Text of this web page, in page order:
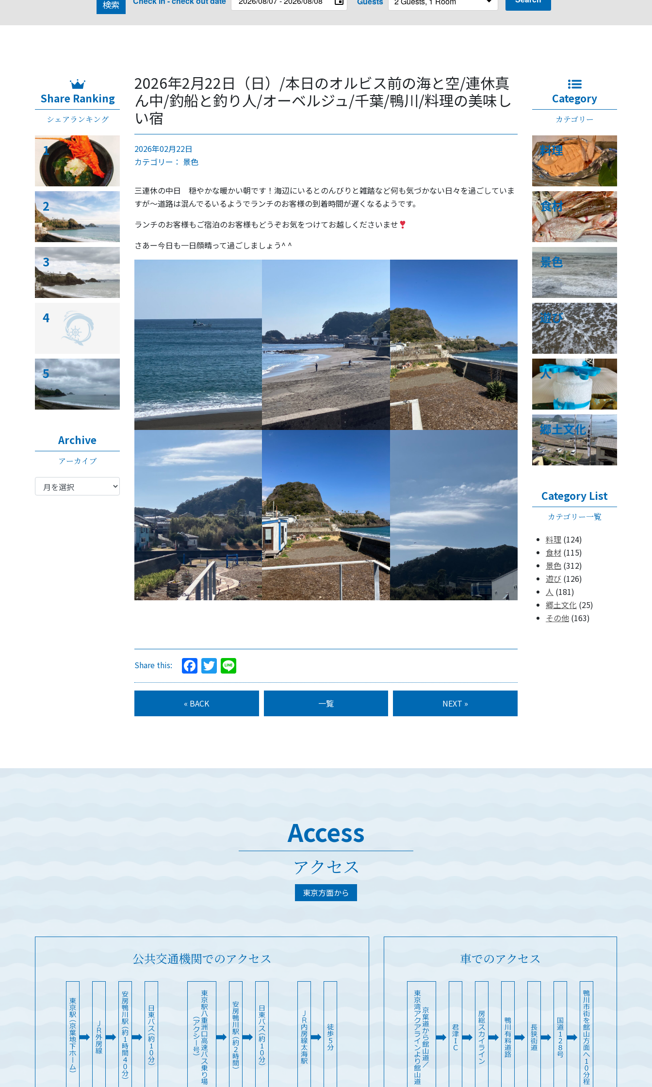
検索
2026年2月22日（日）/本日のオルビス前の海と空/連休真
ん中/釣船と釣り人/オーベルジュ/千葉/鴨川/料理の美味し
い宿
2026年02月22日
カテゴリー： 景色
三連休の中日 穏やかな暖かい朝です！海辺にいるとのんびりと雑踏など何も気づかない日々を過ごしていま
すが〜道路は混んでるいるようでランチのお客様の到着時間が遅くなるようです。
ランチのお客様もご宿泊のお客様もどうぞお気をつけてお越しくださいませ
さあー今日も一日顔晴って過ごしましょう^ ^
Share this: Facebook
Twitter
« BACK 一覧 NEXT »
Share Ranking
シェアランキング
1
2
3
4
5
Archive
アーカイブ
Category
カテゴリー
料理
食材
景色
遊び
人
郷土文化
Category List
カテゴリー一覧
料理 (124)
食材 (115)
景色 (312)
遊び (126)
人 (181)
郷土文化 (25)
その他 (163)
Access
アクセス
東京方面から
公共交通機関でのアクセス 車でのアクセス